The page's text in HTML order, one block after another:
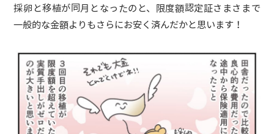
採卵と移植が同月となったのと、限度額認定証さまさまで
一般的な金額よりもさらにお安く済んだかと思います！